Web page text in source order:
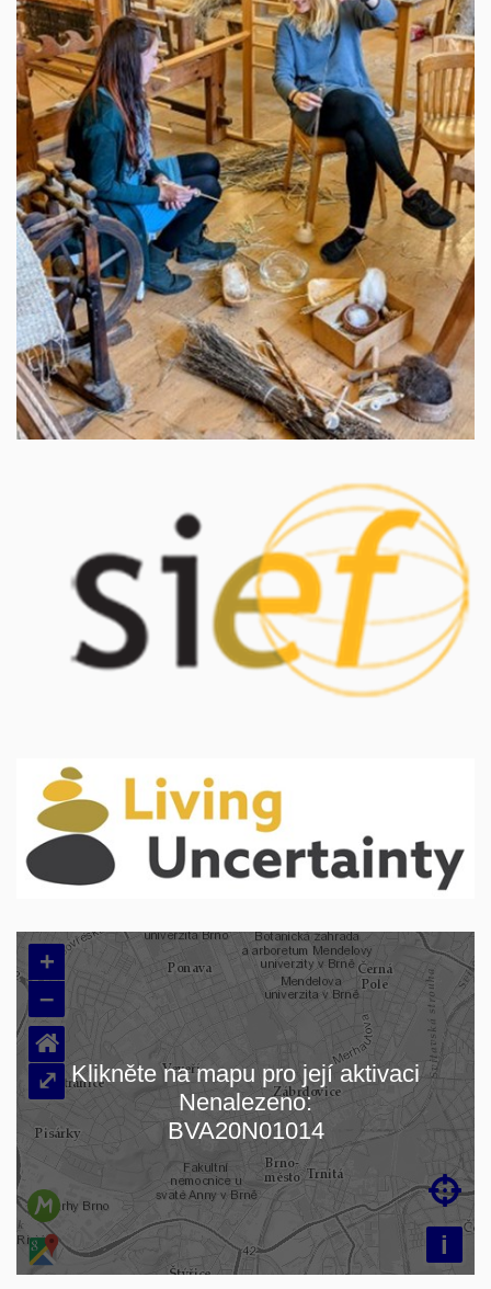
Načítám mapu…
+
–
i

⌂
⤢ Klikněte na mapu pro její aktivaci
Nenalezeno:
BVA20N01014